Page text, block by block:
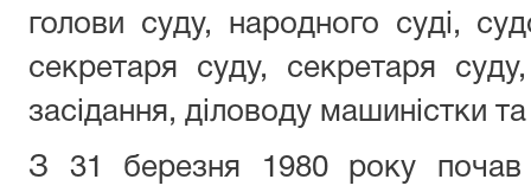
голови суду, народного суді,
секретаря суду, секретаря
засідання, діловоду машиністки
З 31 березня 1980 року почав